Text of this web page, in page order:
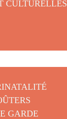
CULTURELLES
GARDE